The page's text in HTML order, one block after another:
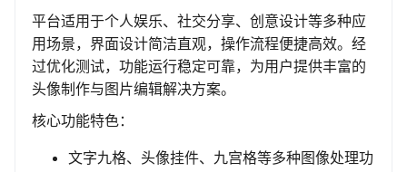
平台适用于个人娱乐、社交分享、创意设计等多种应
用场景，界面设计简洁直观，操作流程便捷高效。经
过优化测试，功能运行稳定可靠，为用户提供丰富的
头像制作与图片编辑解决方案。
核心功能特色：
文字九格、头像挂件、九宫格等多种图像处理功